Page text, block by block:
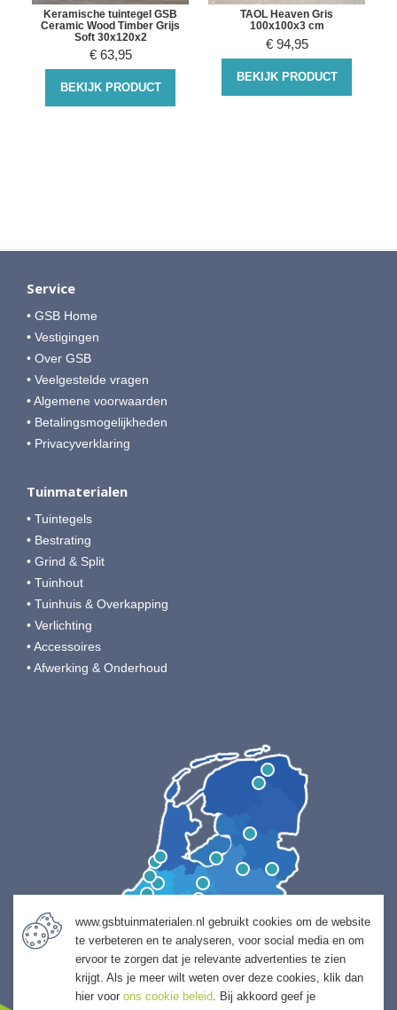
Keramische tuintegel GSB
Ceramic Wood Timber Grijs
Soft 30x120x2
€ 63,95
BEKIJK PRODUCT
TAOL Heaven Gris
100x100x3 cm
€ 94,95
BEKIJK PRODUCT
Service
• GSB Home
• Vestigingen
• Over GSB
• Veelgestelde vragen
• Algemene voorwaarden
• Betalingsmogelijkheden
• Privacyverklaring
Tuinmaterialen
• Tuintegels
• Bestrating
• Grind & Split
• Tuinhout
• Tuinhuis & Overkapping
• Verlichting
• Accessoires
• Afwerking & Onderhoud
www.gsbtuinmaterialen.nl gebruikt cookies om de website
te verbeteren en te analyseren, voor social media en om
ervoor te zorgen dat je relevante advertenties te zien
krijgt. Als je meer wilt weten over deze cookies, klik dan
hier voor ons cookie beleid. Bij akkoord geef je